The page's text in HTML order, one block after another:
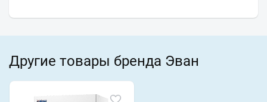
Другие товары бренда Эван